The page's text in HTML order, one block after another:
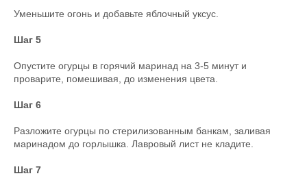
Уменьшите огонь и добавьте яблочный уксус.
Шаг 5
Опустите огурцы в горячий маринад на 3-5 минут и
проварите, помешивая, до изменения цвета.
Шаг 6
Разложите огурцы по стерилизованным банкам, заливая
маринадом до горлышка. Лавровый лист не кладите.
Шаг 7